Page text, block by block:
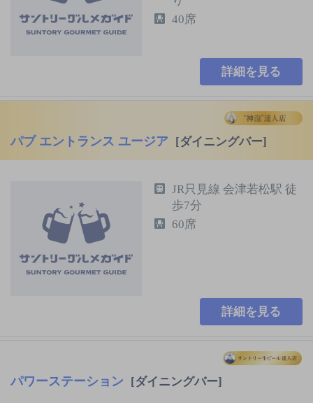
40席
詳細を見る
パブ エントランス ユージア [ダイニングバー]
JR只見線 会津若松駅 徒
歩7分
60席
詳細を見る
パワーステーション [ダイニングバー]